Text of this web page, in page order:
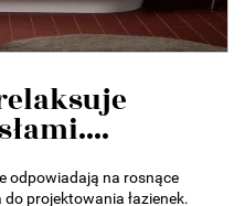
odpowiadają na rosnące
projektowania łazienek.